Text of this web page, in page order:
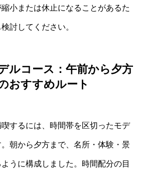
小または休止になることがあるた
討してください。
ルコース：午前から夕方
おすすめルート
するには、時間帯を区切ったモデ
朝から夕方まで、名所・体験・景
うに構成しました。時間配分の目